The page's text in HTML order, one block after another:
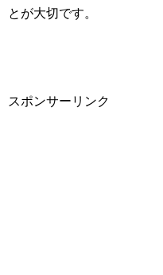
とが大切です。
スポンサーリンク